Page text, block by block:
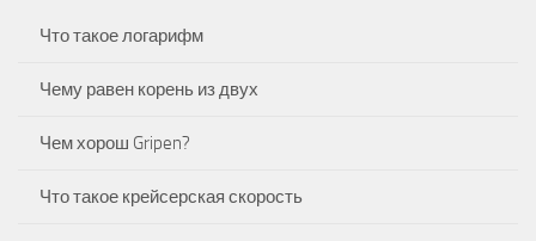
Что такое логарифм
Чему равен корень из двух
Чем хорош Gripen?
Что такое крейсерская скорость